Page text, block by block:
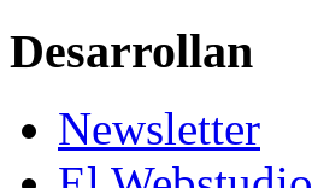
Desarrollan
Newsletter